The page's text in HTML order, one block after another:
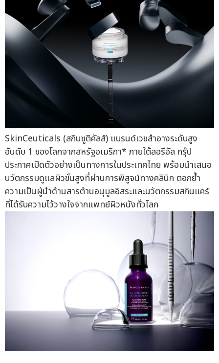
SkinCeuticals (สกินซูติคัลส์) แบรนด์เวชสำอางระดับสูง
อันดับ 1 ของโลกจากสหรัฐอเมริกา* ภายใต้ลอรีอัล กรุ๊ป
ประกาศเปิดตัวอย่างเป็นทางการในประเทศไทย พร้อมนำเสนอ
นวัตกรรมดูแลผิวขั้นสูงที่ผ่านการพิสูจน์ทางคลินิก ตอกย้ำ
ความเป็นผู้นำด้านสารต้านอนุมูลอิสระและนวัตกรรมสกินแคร์
ที่ได้รับความไว้วางใจจากแพทย์ผิวหนังทั่วโลก